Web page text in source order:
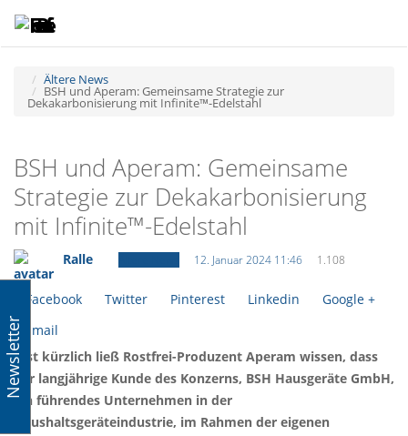
Ältere News
BSH und Aperam: Gemeinsame Strategie zur
Dekakarbonisierung mit Infinite™-Edelstahl
BSH und Aperam: Gemeinsame
Strategie zur Dekakarbonisierung
mit Infinite™-Edelstahl
Ralle 12. Januar 2024 11:46 1.108
Facebook Twitter Pinterest Linkedin
Google +
Email
Erst kürzlich ließ Rostfrei-Produzent Aperam wissen, dass
der langjährige Kunde des Konzerns, BSH Hausgeräte GmbH,
ein führendes Unternehmen in der
Haushaltsgeräteindustrie, im Rahmen der eigenen
Newsletter